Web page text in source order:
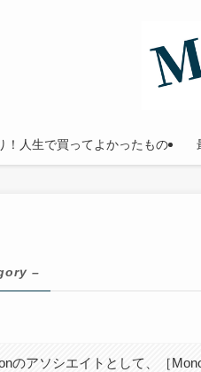
！人生で買ってよかったもの
–
のアソシエイトとして、［